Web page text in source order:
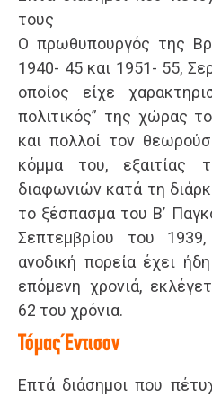
τους
Ο πρωθυπουργός της
1940- 45 και 1951- 55,
οποίος είχε
πολιτικός” της χώρας
και πολλοί τον
κόμμα του, εξαιτίας
διαφωνιών κατά τη
το ξέσπασμα του Β’
Σεπτεμβρίου του
ανοδική πορεία έχει
επόμενη χρονιά,
62 του χρόνια.
Τόμας Έντισον
Επτά διάσημοι που